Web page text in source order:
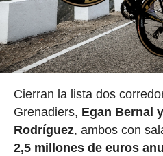
Cierran la lista dos
Grenadiers, Egan Bernal
Rodríguez, ambos con
2,5 millones de euros